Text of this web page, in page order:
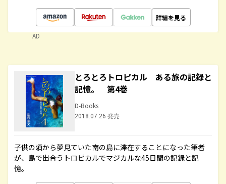
詳細を見る
AD
とろとろトロピカル ある旅の記録と
記憶。 第4巻
D-Books
2018.07.26 発売
子供の頃から夢見ていた南の島に滞在することになった筆者
が、島で出合うトロピカルでマジカルな45日間の記録と記
憶。